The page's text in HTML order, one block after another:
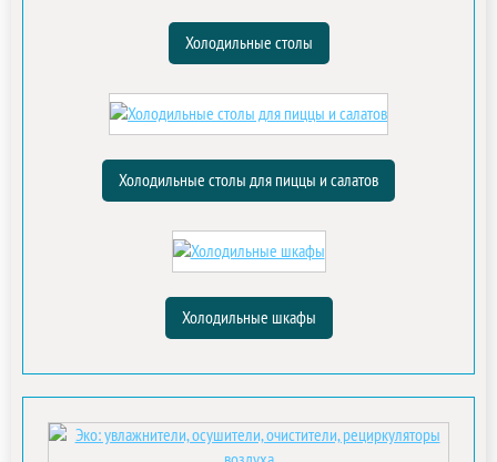
Холодильные столы
Холодильные столы для пиццы и салатов
Холодильные шкафы